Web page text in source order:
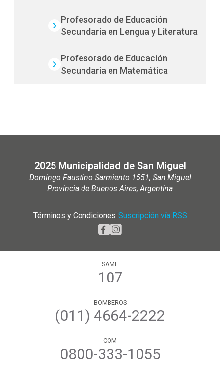
Profesorado de Educación
Secundaria en Lengua y Literatura
Profesorado de Educación
Secundaria en Matemática
2025 Municipalidad de San Miguel
Domingo Faustino Sarmiento 1551, San Miguel
Provincia de Buenos Aires, Argentina
Términos y Condiciones Suscripción vía RSS
SAME
107
BOMBEROS
(011) 4664-2222
COM
0800-333-1055